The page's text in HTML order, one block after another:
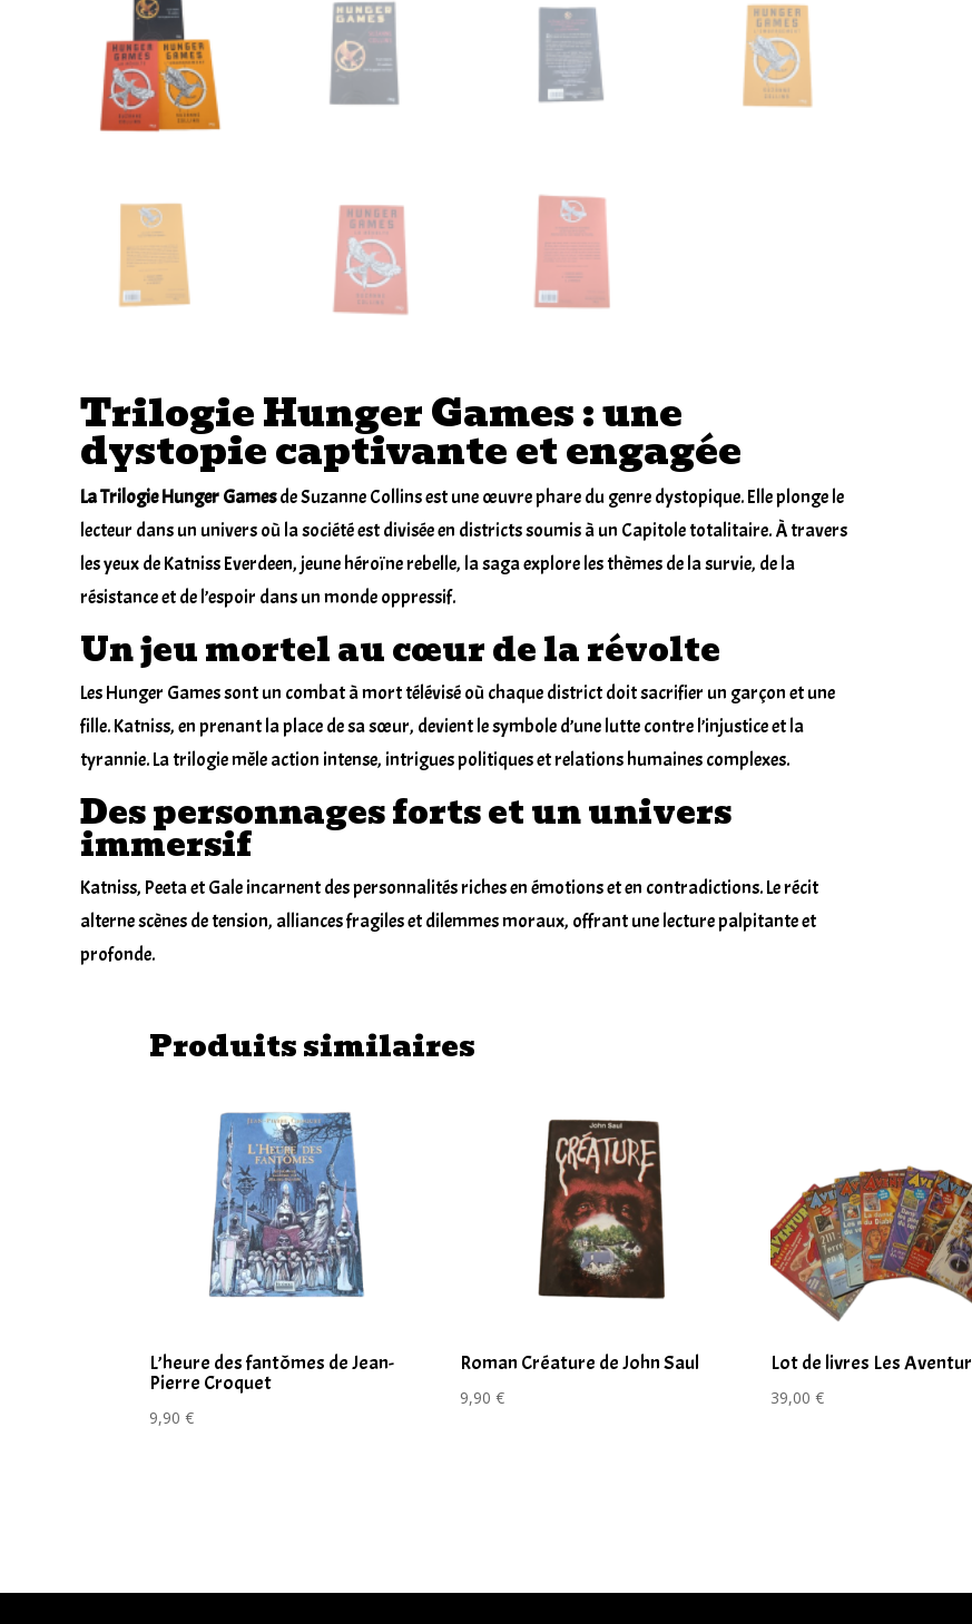
Trilogie Hunger Games : une
dystopie captivante et engagée
La Trilogie Hunger Gamesde Suzanne Collins est uneœuvrephare du genre dystopique. Elle plonge le
lecteur dans un univers où la société est divisée en districts soumis à un Capitole totalitaire. À travers
les yeux de Katniss Everdeen, jeune héroïne rebelle, la saga explore les thèmes de la survie, de la
résistance et de l’espoir dans un monde oppressif.
Un jeu mortel au cœur de la révolte
Les Hunger Games sont un combat à mort télévisé où chaque district doit sacrifier un garçon et une
fille. Katniss, en prenant la place de sa sœur, devient le symbole d’une lutte contre l’injustice et la
tyrannie. La trilogie mêle action intense, intrigues politiques et relations humaines complexes.
Des personnages forts et un univers
immersif
Katniss, Peeta et Gale incarnent des personnalités riches en émotions et en contradictions. Le récit
alterne scènes de tension, alliances fragiles et dilemmes moraux, offrant une lecture palpitante et
profonde.
Produits similaires
L’heure des fantômes de Jean-
Pierre Croquet
9,90€
Roman Créature de John Saul
9,90€
Lot de livres Les
39,00€